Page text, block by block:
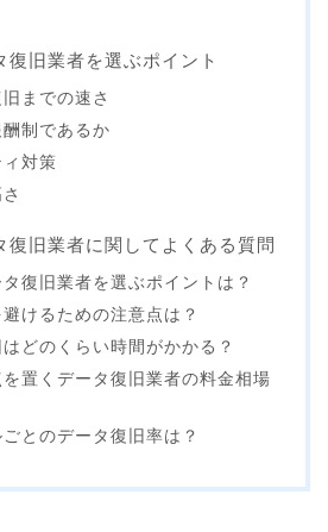
復旧業者を選ぶポイント
までの速さ
制であるか
対策
復旧業者に関してよくある質問
復旧業者を選ぶポイントは？
けるための注意点は？
どのくらい時間がかかる？
置くデータ復旧業者の料金相場
とのデータ復旧率は？